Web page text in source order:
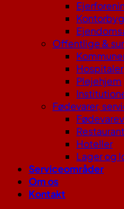
Offentlige &
Hospitaler
Plejehjem
Fødevarer,
Hoteller
Lager og
Serviceområder
Om os
Kontakt